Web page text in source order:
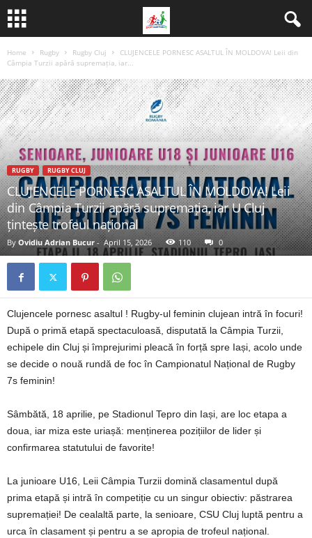
Home Rugby Rugby Cluj
CLUJENCELE PORNESC ASALTUL ÎN MOLDOVA! Leii din
Câmpia Turzii apără supremația, iar...
RUGBY RUGBY CLUJ
CLUJENCELE PORNESC ASALTUL ÎN MOLDOVA! Leii
din Câmpia Turzii apără supremația, iar U Cluj
țintește trofeul național
By Ovidiu Adrian Bucur - April 15, 2026 110 0
Clujencele pornesc asaltul ! Rugby-ul feminin clujean intră în focuri!
După o primă etapă spectaculoasă, disputată la Câmpia Turzii,
echipele din Cluj și împrejurimi pleacă în forță spre Iași, acolo unde
se decide o nouă rundă de foc în Campionatul Național de Rugby
7s feminin!
Sâmbătă, 18 aprilie, pe Stadionul Tepro din Iași, are loc etapa a
doua, iar miza este uriașă: menținerea pozițiilor de lider și
confirmarea statutului de favorite!
La junioare U16, Leii Câmpia Turzii domină clasamentul după
prima etapă și intră în competiție cu un singur obiectiv: păstrarea
supremației! De cealaltă parte, la senioare, CSU Cluj luptă pentru a
urca în clasament și pentru a se apropia de trofeul național.